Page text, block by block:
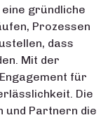
gründliche
Prozessen
dass
Mit der
für
Die
und Partnern die